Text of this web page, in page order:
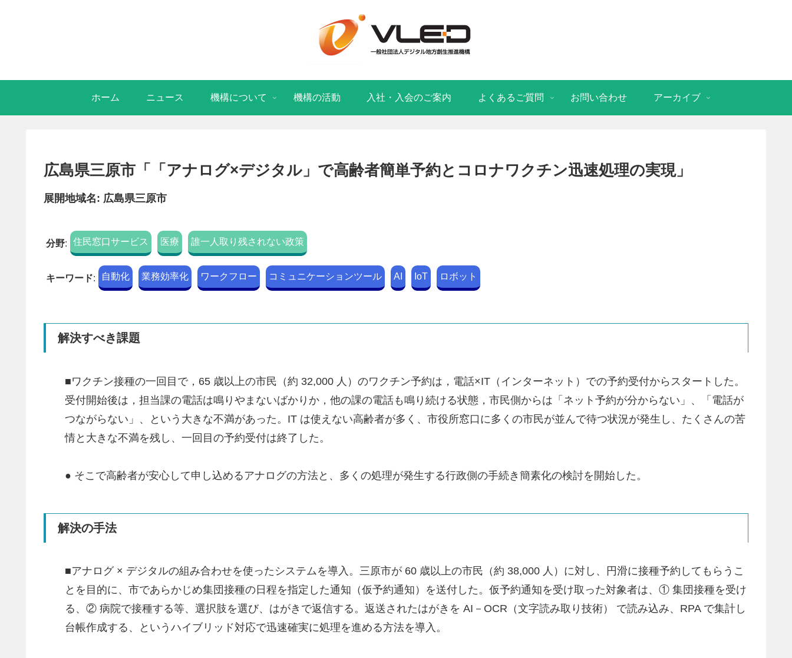
ホーム ニュース 機構について 機構の活動 入社・入会のご案内 よくあるご質問 お問い合わせ アーカイブ
広島県三原市「「アナログ×デジタル」で高齢者簡単予約とコロナワクチン迅速処理の実現」
展開地域名: 広島県三原市
分野: 住民窓口サービス 医療 誰一人取り残されない政策
キーワード: 自動化 業務効率化 ワークフロー コミュニケーションツール AI IoT ロボット
解決すべき課題
■ワクチン接種の一回目で，65 歳以上の市民（約 32,000 人）のワクチン予約は，電話×IT（インターネット）での予約受付からスタートした。
受付開始後は，担当課の電話は鳴りやまないばかりか，他の課の電話も鳴り続ける状態，市民側からは「ネット予約が分からない」、「電話が
つながらない」、という大きな不満があった。IT は使えない高齢者が多く、市役所窓口に多くの市民が並んで待つ状況が発生し、たくさんの苦
情と大きな不満を残し、一回目の予約受付は終了した。
● そこで高齢者が安心して申し込めるアナログの方法と、多くの処理が発生する行政側の手続き簡素化の検討を開始した。
解決の手法
■アナログ × デジタルの組み合わせを使ったシステムを導入。三原市が 60 歳以上の市民（約 38,000 人）に対し、円滑に接種予約してもらうこ
とを目的に、市であらかじめ集団接種の日程を指定した通知（仮予約通知）を送付した。仮予約通知を受け取った対象者は、① 集団接種を受け
る、② 病院で接種する等、選択肢を選び、はがきで返信する。返送されたはがきを AI－OCR（文字読み取り技術） で読み込み、RPA で集計し
台帳作成する、というハイブリッド対応で迅速確実に処理を進める方法を導入。